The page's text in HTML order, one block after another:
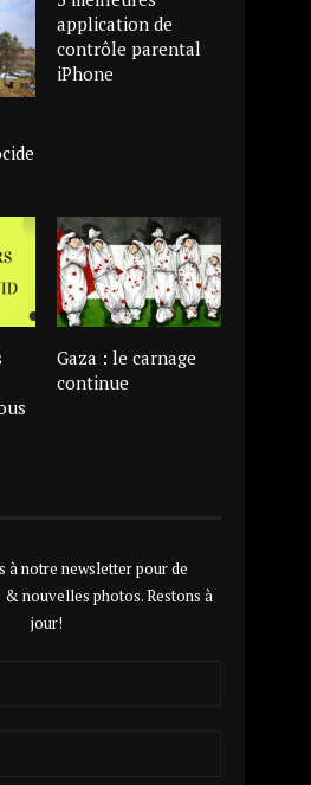
application de
contrôle parental
iPhone
Gaza : le carnage
continue
à notre newsletter pour de
nouvelles photos. Restons à
jour!